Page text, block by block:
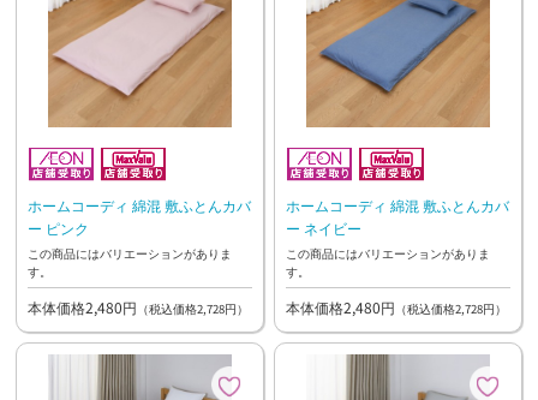
ホームコーディ 綿混 敷ふとんカバ
ー ピンク
この商品にはバリエーションがありま
す。
本体価格2,480円 （税込価格2,728円）
ホームコーディ 綿混 敷ふとんカバ
ー ネイビー
この商品にはバリエーションがありま
す。
本体価格2,480円 （税込価格2,728円）